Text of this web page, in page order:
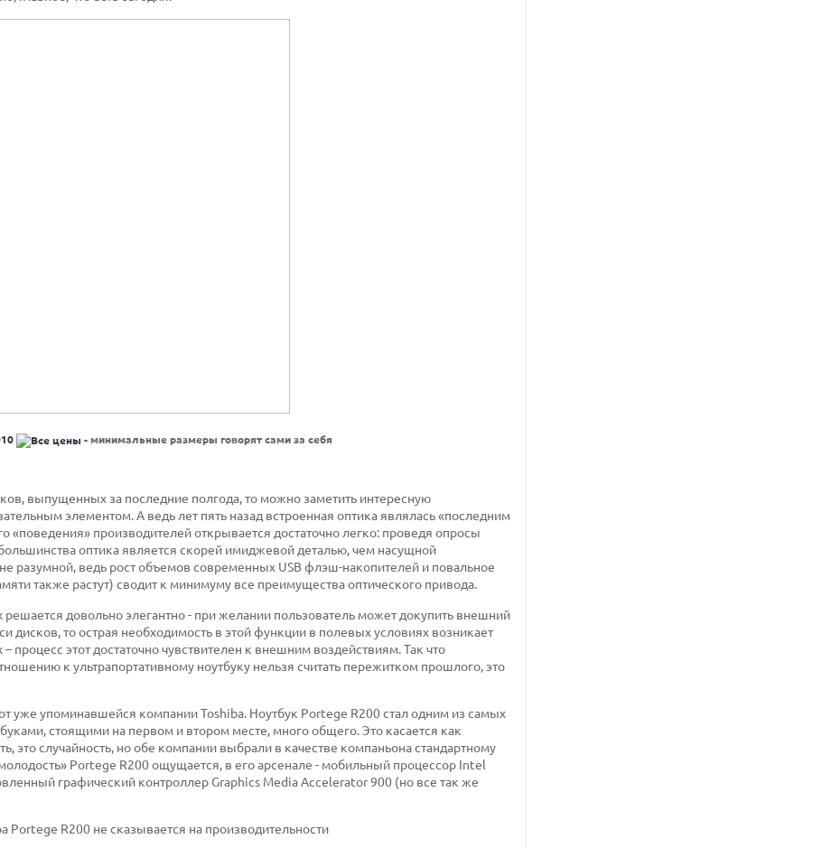
- минимальные размеры говорят сами за себя
выпущенных за последние полгода, то можно заметить интересную
элементом. А ведь лет пять назад встроенная оптика являлась «последним
«поведения» производителей открывается достаточно легко: проведя опросы
оптика является скорей имиджевой деталью, чем насущной
разумной, ведь рост объемов современных USB флэш-накопителей и повальное
также растут) сводит к минимуму все преимущества оптического привода.
довольно элегантно - при желании пользователь может докупить внешний
дисков, то острая необходимость в этой функции в полевых условиях возникает
процесс этот достаточно чувствителен к внешним воздействиям. Так что
к ультрапортативному ноутбуку нельзя считать пережитком прошлого, это
уже упоминавшейся компании Toshiba. Ноутбук Portege R200 стал одним из самых
стоящими на первом и втором месте, много общего. Это касается как
это случайность, но обе компании выбрали в качестве компаньона стандартному
Portege R200 ощущается, в его арсенале - мобильный процессор Intel
графический контроллер Graphics Media Accelerator 900 (но все так же